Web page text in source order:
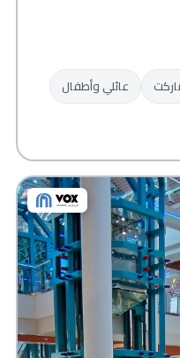
عائلي وأطفال